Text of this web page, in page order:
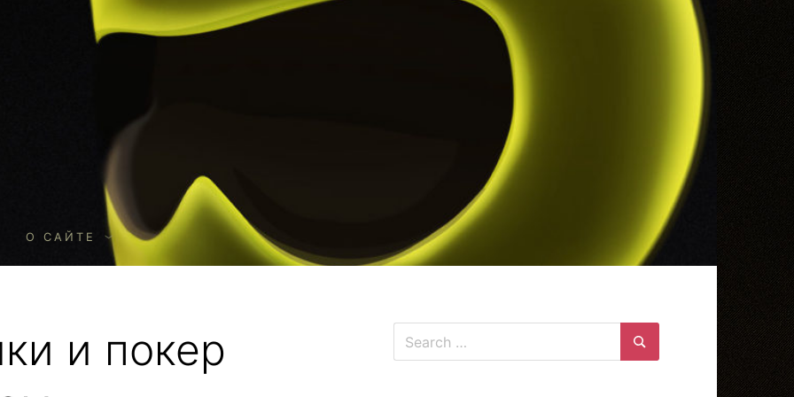
О САЙТЕ
и покер
Search
for:
Search